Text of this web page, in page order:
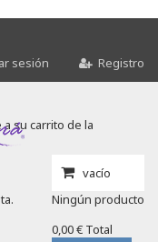
sesión Registro
vacío
Ningún producto
0,00 € Total
su carrito de la